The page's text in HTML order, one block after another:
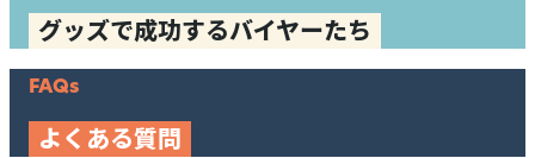
グッズで成功するバイヤーたち
FAQs
よくある質問